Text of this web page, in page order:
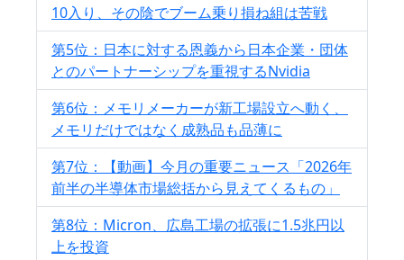
10入り、その陰でブーム乗り損ね組は苦戦
第5位：日本に対する恩義から日本企業・団体
とのパートナーシップを重視するNvidia
第6位：メモリメーカーが新工場設立へ動く、
メモリだけではなく成熟品も品薄に
第7位：【動画】今月の重要ニュース「2026年
前半の半導体市場総括から見えてくるもの」
第8位：Micron、広島工場の拡張に1.5兆円以
上を投資